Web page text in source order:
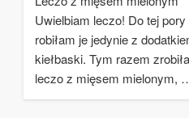
Uwielbiam leczo! Do tej pory
robiłam je jedynie z
kiełbaski. Tym razem
leczo z mięsem mielonym,